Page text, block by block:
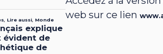
web sur ce lien